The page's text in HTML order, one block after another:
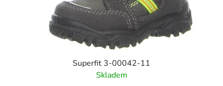
Superfit 3-00042-11
Skladem